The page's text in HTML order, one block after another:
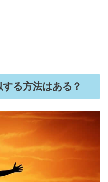
る方法はある？